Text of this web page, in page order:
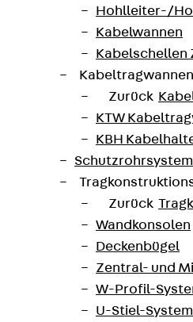
Hohlleiter-/
Kabelwannen
Kabelschellen
Zurück
KTW
KBH
Zurück
Wandkonsolen
Deckenbügel
Zentral- und
W-Profil-
U-Stiel-System